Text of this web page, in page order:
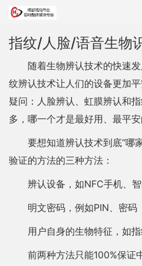
指纹/人脸/语音生物
随着生物辨认技术的快速
纹辨认技术让人们的设备更加
疑问：人脸辨认、虹膜辨认和
多，哪一个才是最好用、最平安
要想知道辨认技术到底“哪
验证的方法的三种方法：
辨认设备，如NFC手机、
明文密码，例如PIN、密码
用户自身的生物特征，如
前两种方法只能100%保证